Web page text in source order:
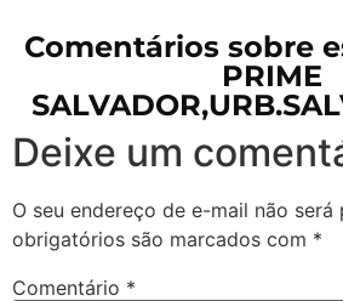
Comentários sobre
PRIME
Deixe um
O seu endereço de e-mail não será
obrigatórios são marcados com *
Comentário *